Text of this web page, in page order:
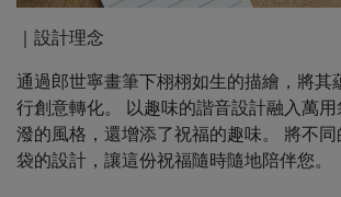
｜設計理念
通過郎世寧畫筆下栩栩如生的描繪，將其
行創意轉化。 以趣味的諧音設計融入萬
潑的風格，還增添了祝福的趣味。 將不同
袋的設計，讓這份祝福隨時隨地陪伴您。